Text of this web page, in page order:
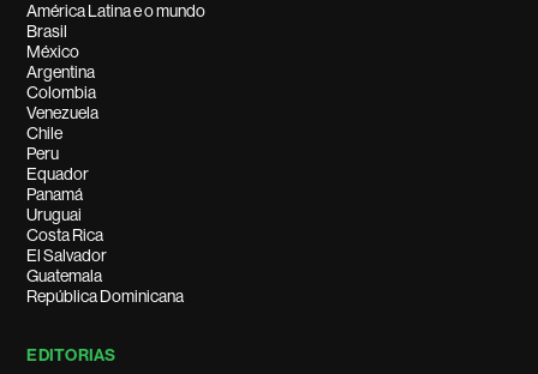
América Latina e o mundo
Brasil
México
Argentina
Colombia
Venezuela
Chile
Peru
Equador
Panamá
Uruguai
Costa Rica
El Salvador
Guatemala
República Dominicana
EDITORIAS